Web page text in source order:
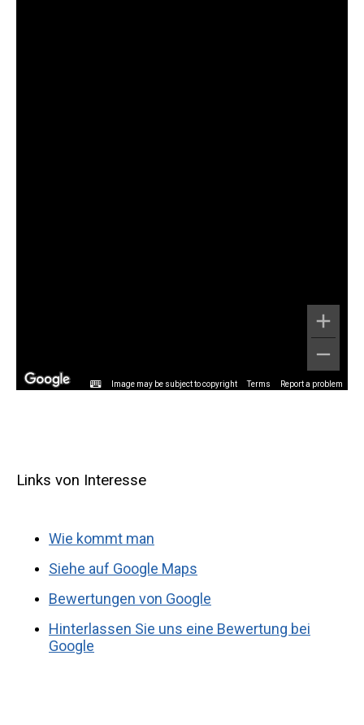
Image may be subject to copyright Terms Report a problem
Links von Interesse
Wie kommt man
Siehe auf Google Maps
Bewertungen von Google
Hinterlassen Sie uns eine Bewertung bei
Google